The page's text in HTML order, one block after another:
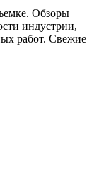
Обзоры
индустрии,
работ. Свежие